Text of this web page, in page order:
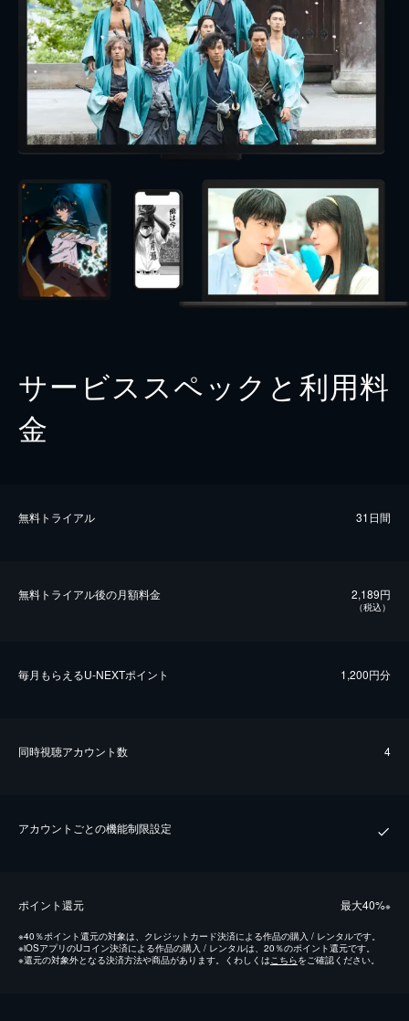
サービススペックと利用料
金
無料トライアル 31日間
無料トライアル後の⽉額料金 2,189円
（税込）
毎⽉もらえるU-NEXTポイント 1,200円分
同時視聴アカウント数 4
アカウントごとの機能制限設定
ポイント還元 最⼤40%※
※40％ポイント還元の対象は、クレジットカード決済による作品の購入 / レンタルです。
※iOSアプリのUコイン決済による作品の購入 / レンタルは、20％のポイント還元です。
※還元の対象外となる決済方法や商品があります。くわしくはこちらをご確認ください。